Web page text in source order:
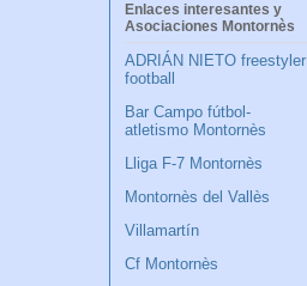
Enlaces interesantes y
Asociaciones Montornès
ADRIÁN NIETO freestyler
football
Bar Campo fútbol-
atletismo Montornès
Lliga F-7 Montornès
Montornès del Vallès
Villamartín
Cf Montornès